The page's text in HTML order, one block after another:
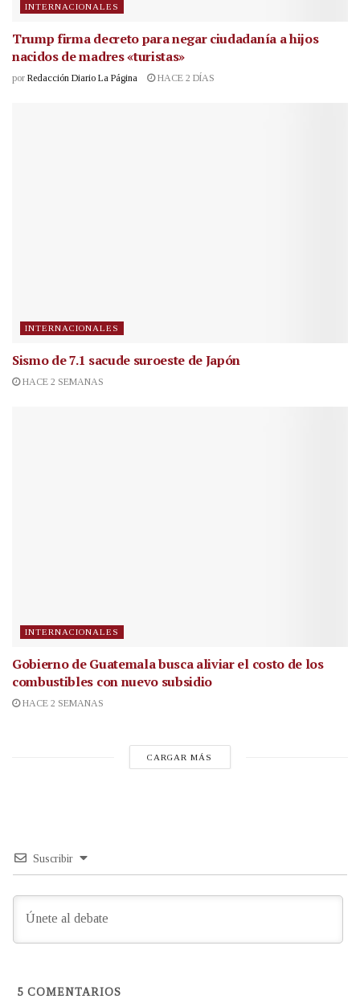
INTERNACIONALES
Trump firma decreto para negar ciudadanía a hijos
nacidos de madres «turistas»
por Redacción Diario La Página HACE 2 DÍAS
INTERNACIONALES
Sismo de 7.1 sacude suroeste de Japón
HACE 2 SEMANAS
INTERNACIONALES
Gobierno de Guatemala busca aliviar el costo de los
combustibles con nuevo subsidio
HACE 2 SEMANAS
CARGAR MÁS
Suscribir
5 COMENTARIOS